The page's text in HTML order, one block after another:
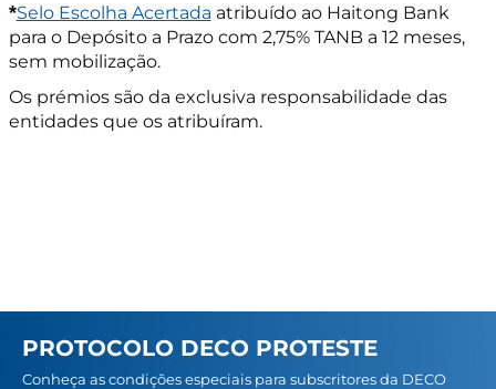
*Selo Escolha Acertada atribuído ao Haitong Bank
para o Depósito a Prazo com 2,75% TANB a 12 meses,
sem mobilização.
Os prémios são da exclusiva responsabilidade das
entidades que os atribuíram.
PROTOCOLO DECO PROTESTE
Conheça as condições especiais para subscritores da DECO